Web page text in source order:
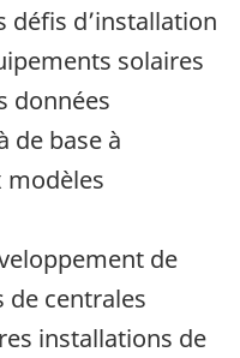
d’installation
solaires
données
de base à
modèles
de
de centrales
installations de